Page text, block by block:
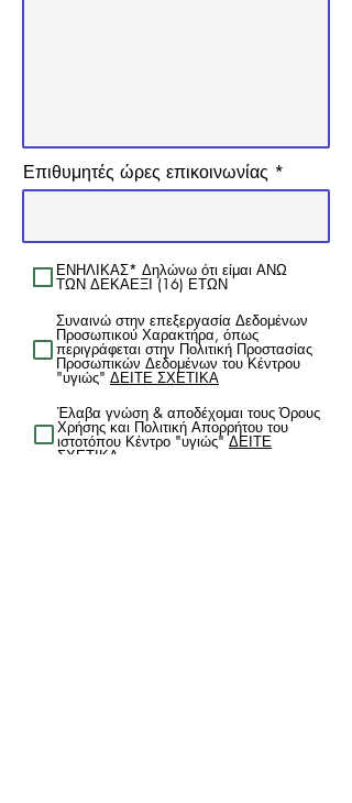
Επιθυμητές ώρες επικοινωνίας
ΕΝΗΛΙΚΑΣ* Δηλώνω ότι είμαι ΑΝΩ
ΤΩΝ ΔΕΚΑΕΞΙ (16) ΕΤΩΝ
Συναινώ στην επεξεργασία Δεδομένων
Προσωπικού Χαρακτήρα, όπως
περιγράφεται στην Πολιτική Προστασίας
Προσωπικών Δεδομένων του Κέντρου
"υγιώς" ΔΕΙΤΕ ΣΧΕΤΙΚΑ
Έλαβα γνώση & αποδέχομαι τους Όρους
Χρήσης και Πολιτική Απορρήτου του
ιστοτόπου Κέντρο "υγιώς" ΔΕΙΤΕ
ΣΧΕΤΙΚΑ